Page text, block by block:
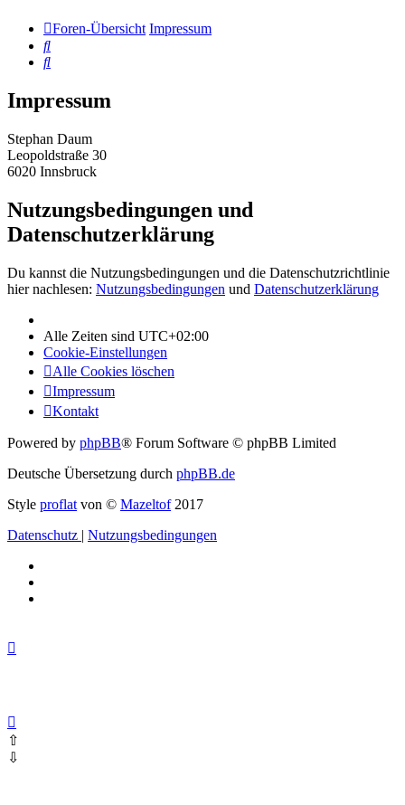
Foren-Übersicht Impressum
Suche
Suche
Impressum
Stephan Daum
Leopoldstraße 30
6020 Innsbruck
Nutzungsbedingungen und
Datenschutzerklärung
Du kannst die Nutzungsbedingungen und die Datenschutzrichtlinie
hier nachlesen: Nutzungsbedingungen und Datenschutzerklärung
Alle Zeiten sind UTC+02:00
Cookie-Einstellungen
Alle Cookies löschen
Impressum
Kontakt
Powered by phpBB® Forum Software © phpBB Limited
Deutsche Übersetzung durch phpBB.de
Style proflat von © Mazeltof2017
Datenschutz | Nutzungsbedingungen
⇧
⇩